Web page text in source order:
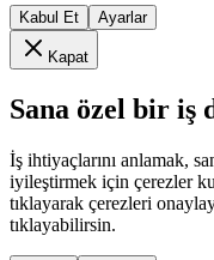
Kabul Et Ayarlar
Kapat
Sana özel bir iş
İş ihtiyaçlarını anlamak,
iyileştirmek için çerezler
tıklayarak çerezleri
tıklayabilirsin.